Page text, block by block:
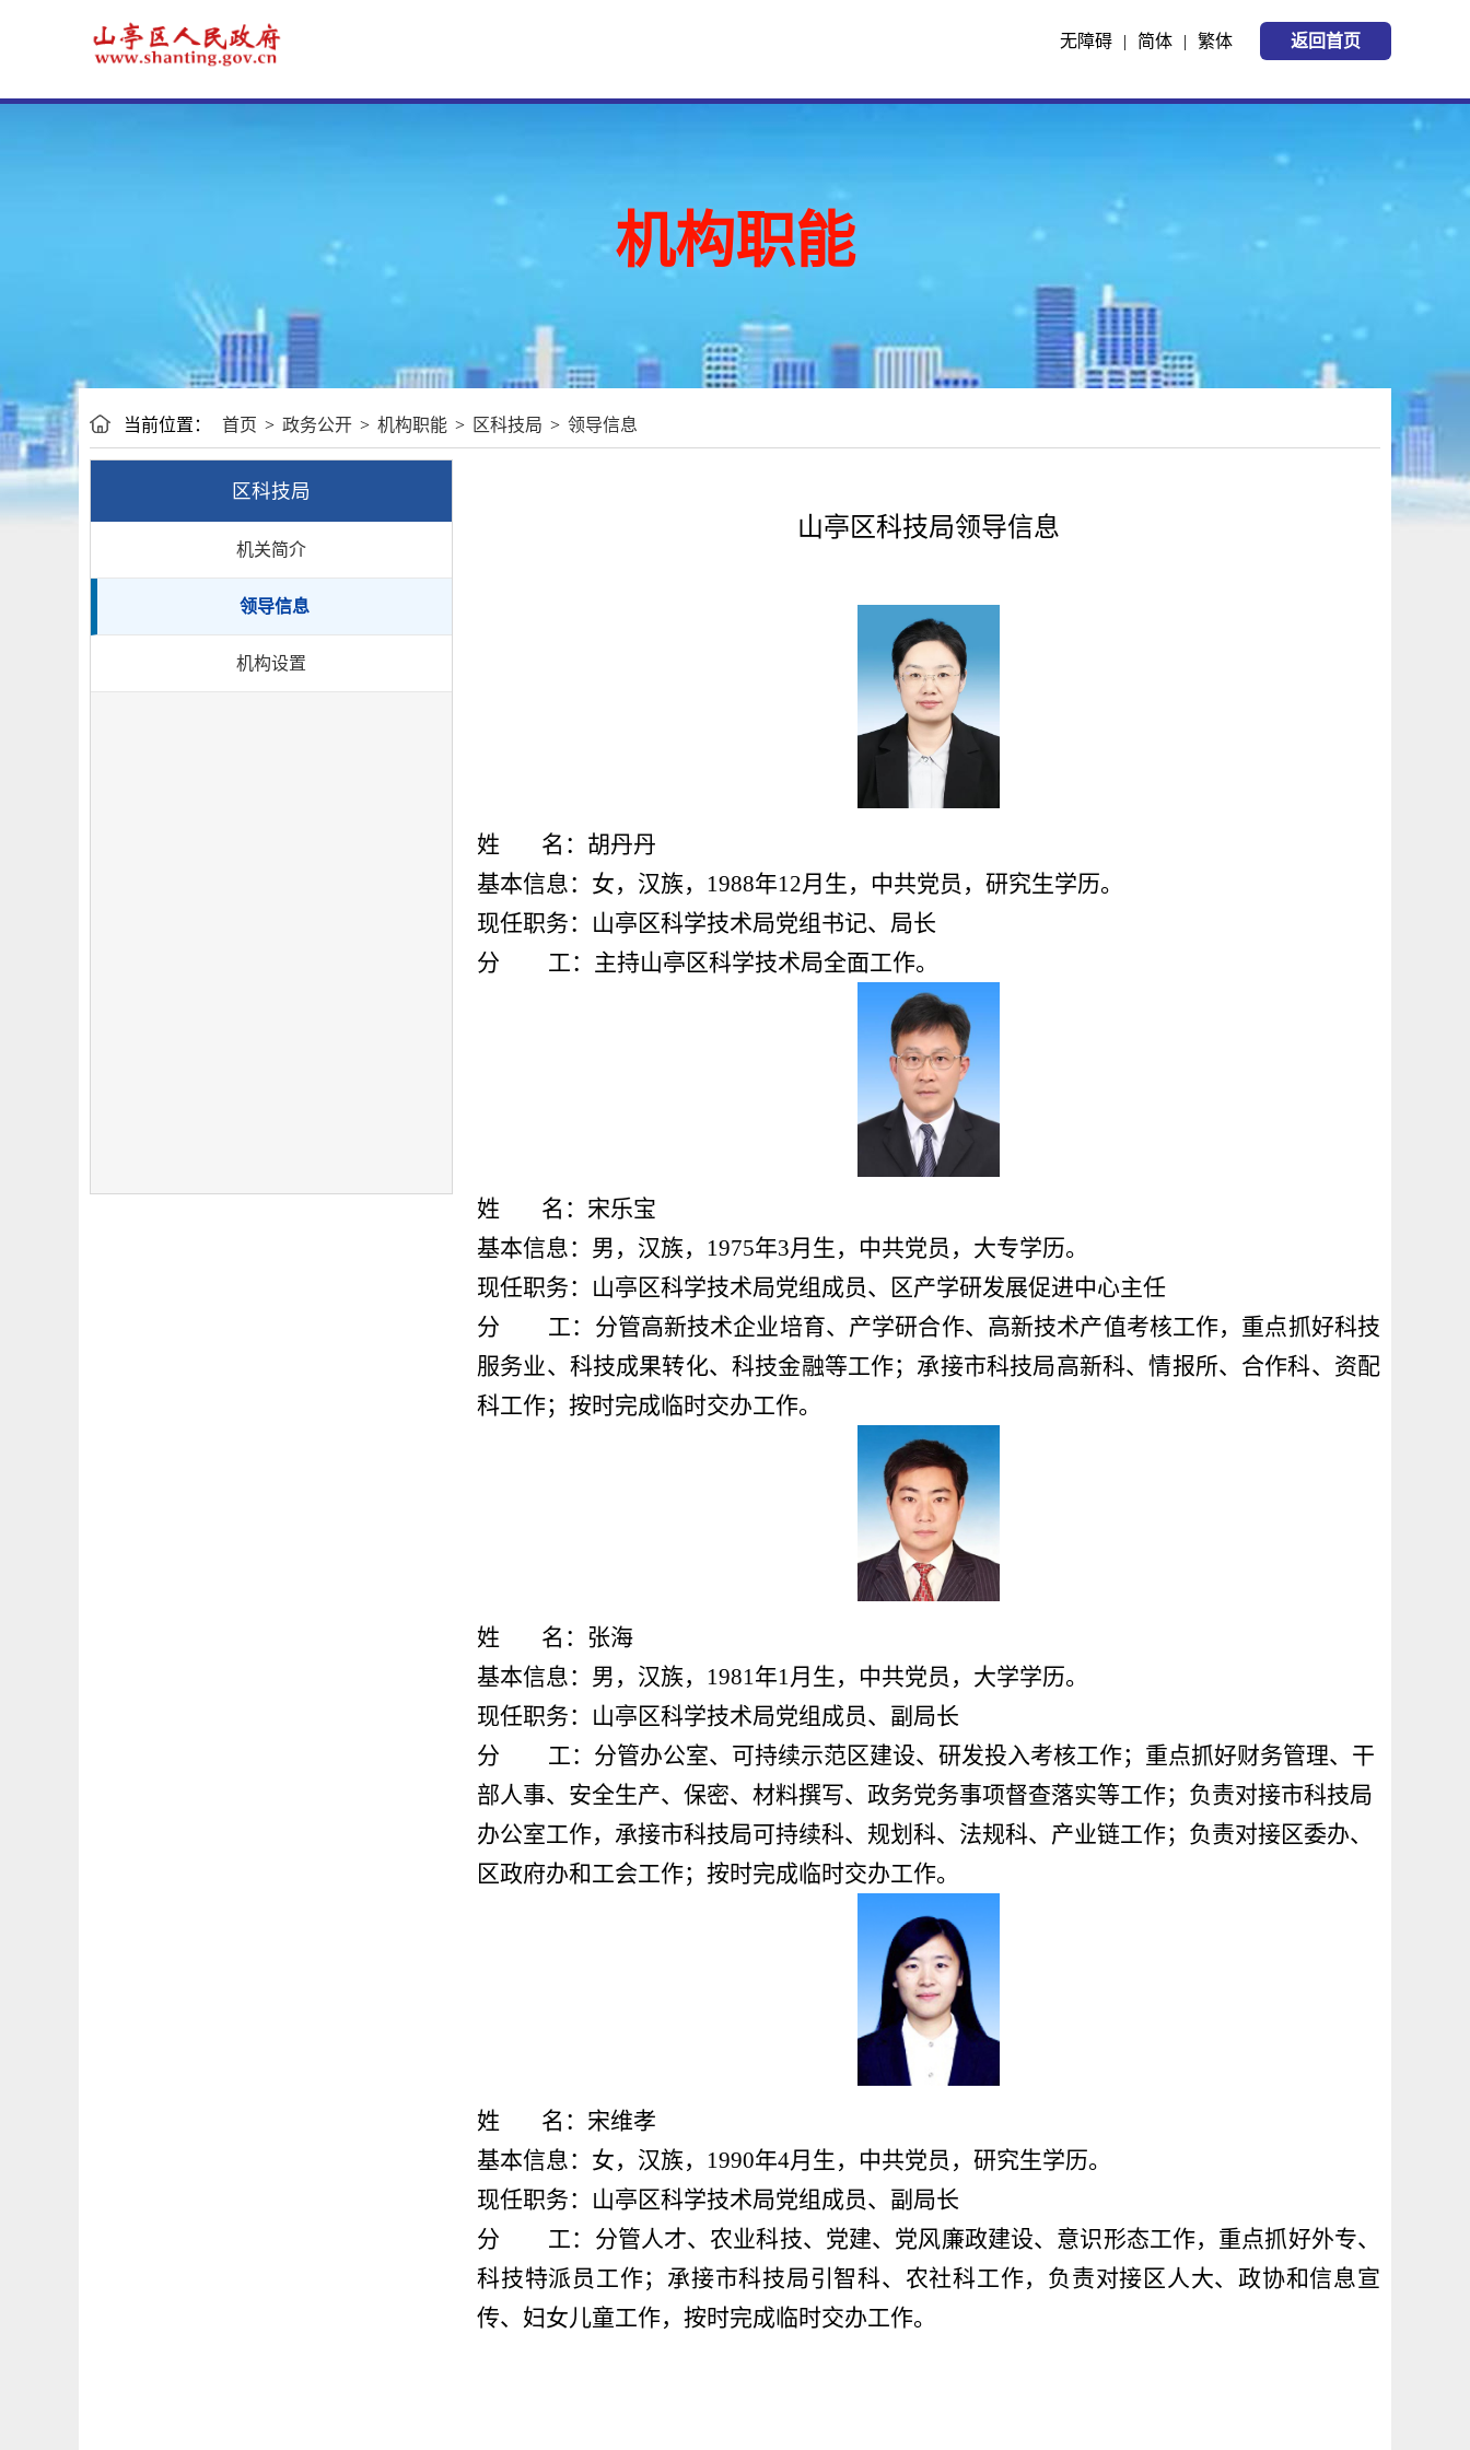
返回首页
繁体
|
简体
|
无障碍
机构职能
当前位置： 首页 > 政务公开 > 机构职能 > 区科技局 > 领导信息
区科技局
机关简介
领导信息
机构设置
山亭区科技局领导信息
姓 名：胡丹丹
基本信息：女，汉族，1988年12月生，中共党员，研究生学历。
现任职务：山亭区科学技术局党组书记、局长
分 工：主持山亭区科学技术局全面工作。
姓 名：宋乐宝
基本信息：男，汉族，1975年3月生，中共党员，大专学历。
现任职务：山亭区科学技术局党组成员、区产学研发展促进中心主任
分 工 ：分管高新技术企业培育、产学研合作、高新技术产值考核工作，重点抓好科技
服务业、科技成果转化、科技金融等工作；承接市科技局高新科、情报所、合作科、资配
科工作；按时完成临时交办工作。
姓 名：张海
基本信息：男，汉族，1981年1月生，中共党员，大学学历。
现任职务：山亭区科学技术局党组 成员、 副局长
分 工： 分管办公室、可持续示范区建设、研发投入考核工作；重点抓好财务管理、干
部人事、安全生产、保密、材料撰写、政务党务事项督查落实等工作；负责对接市科技局
办公室工作，承接市科技局可持续科、规划科、法规科、产业链工作；负责对接区委办、
区政府办和工会工作；按时完成临时交办工作。
姓 名：宋维孝
基本信息：女，汉族，1990年4月生，中共党员，研究生学历。
现任职务：山亭区科学技术局党组成员、 副局长
分 工：分管人才、农业科技、党建、党风廉政建设、意识形态工作，重点抓好外专、
科技特派员工作；承接市科技局引 智科、农社科工作，负责对接区人大、政协和信息宣
传、妇女儿童工作，按时完成临时交办工作。